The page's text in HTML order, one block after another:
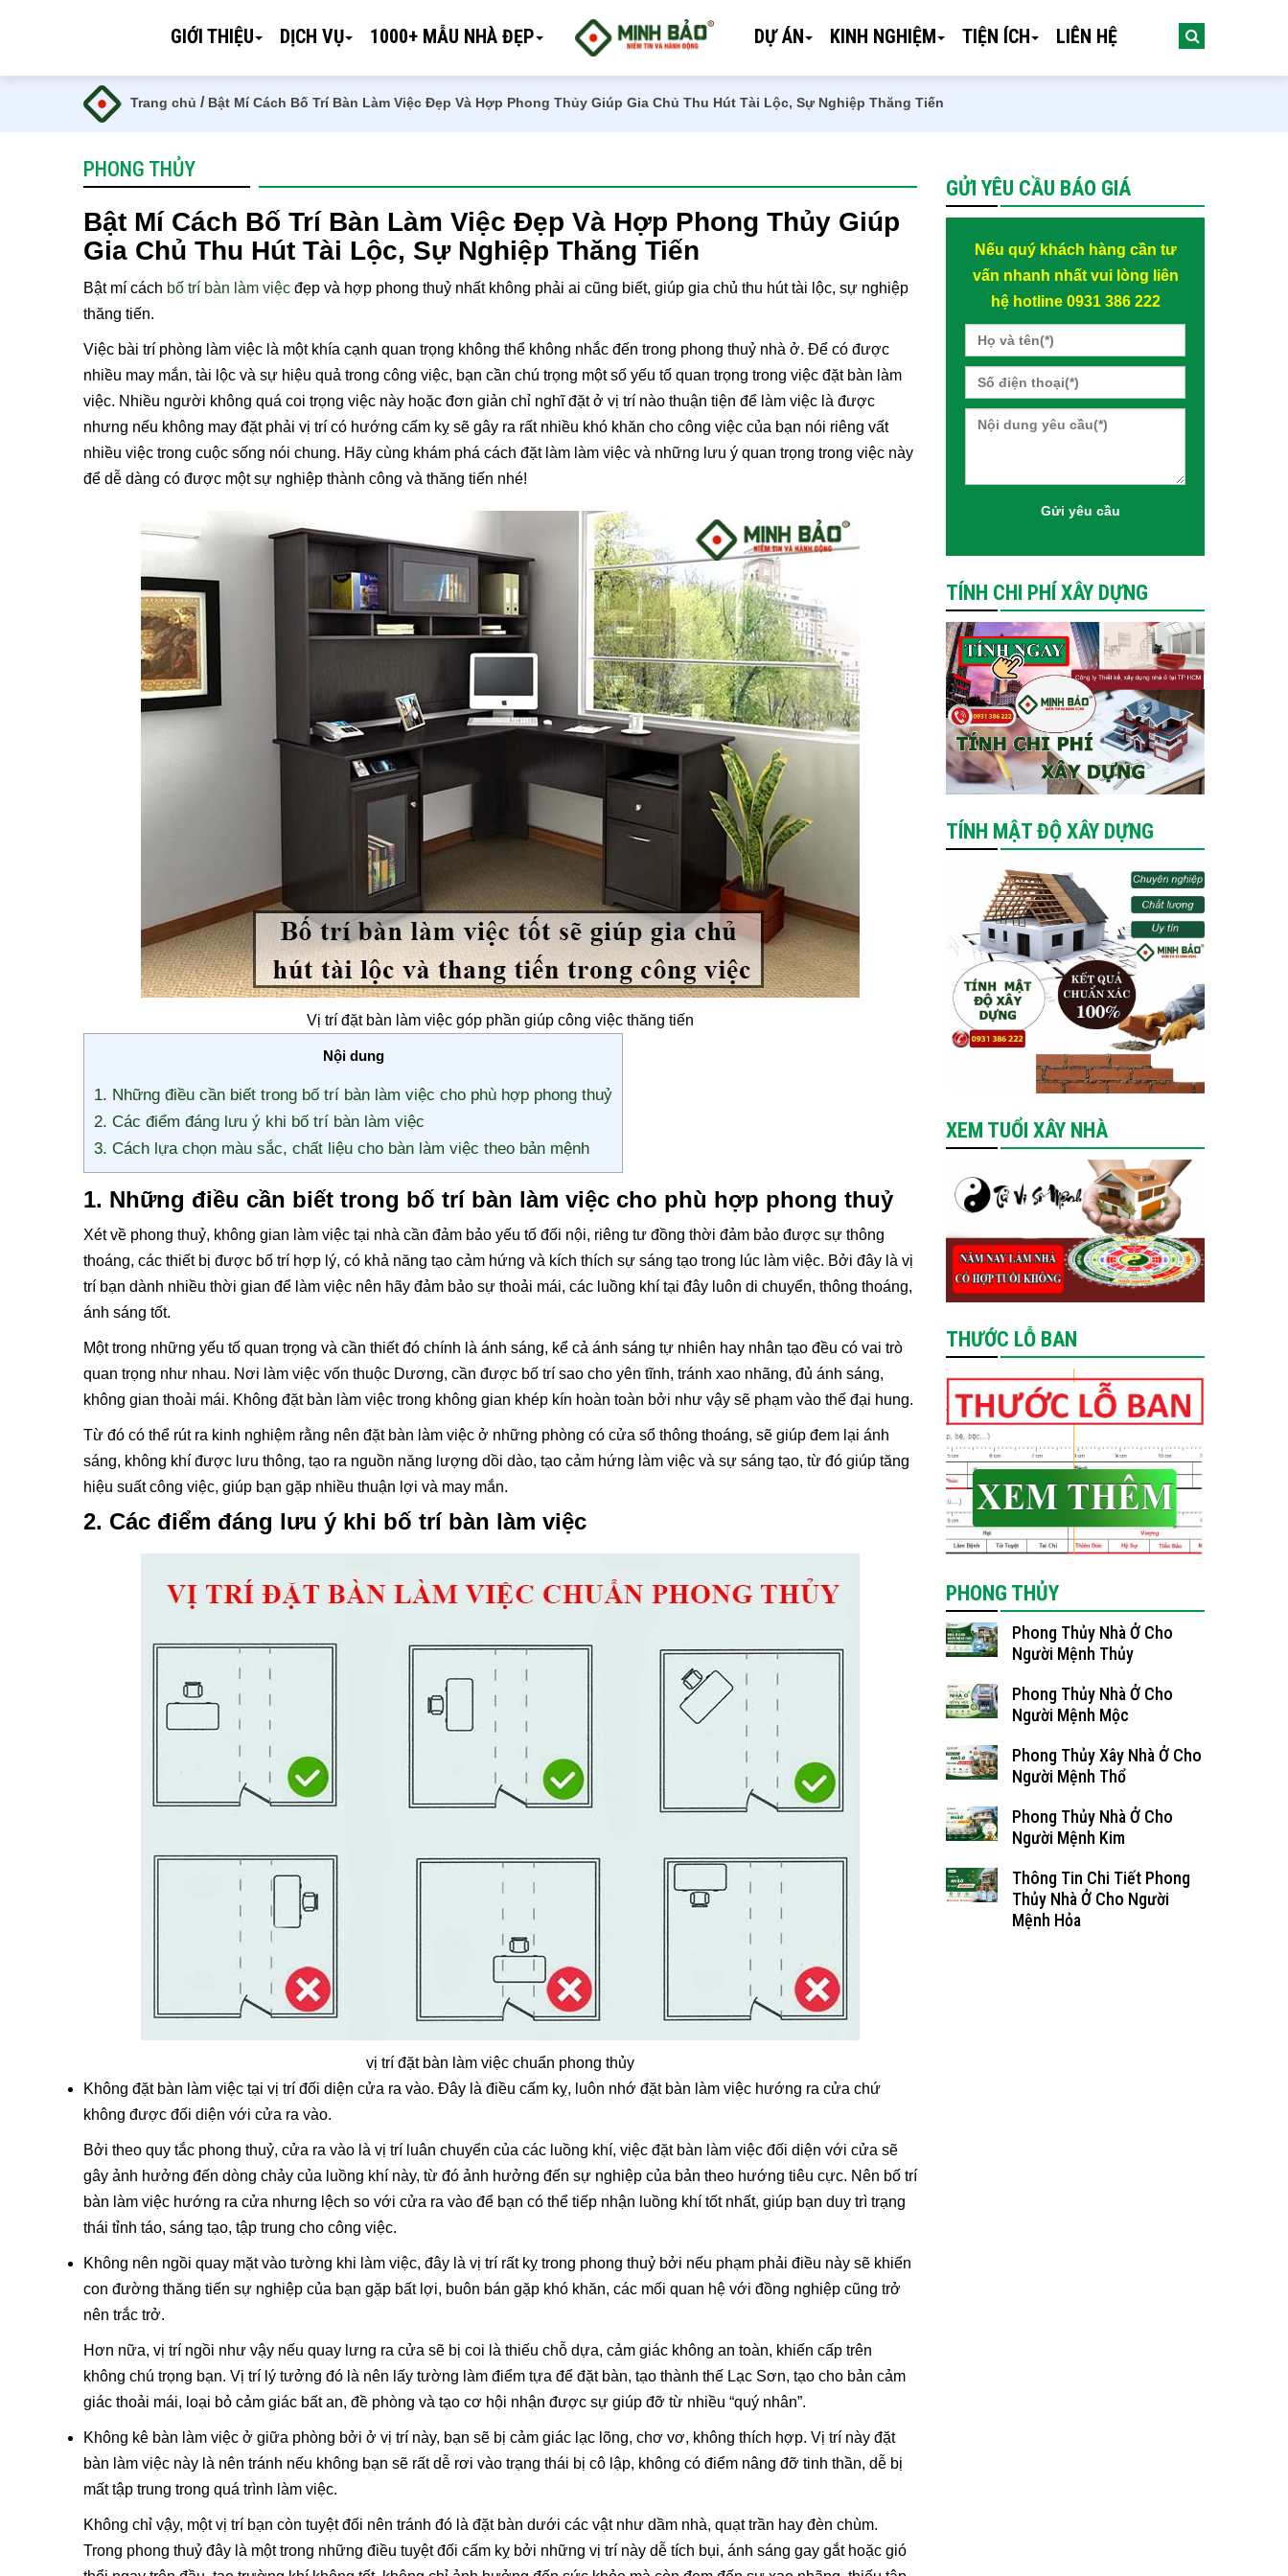
GIỚI THIỆU DỊCH VỤ 1000+ MẪU NHÀ ĐẸP DỰ ÁN KINH NGHIỆM TIỆN ÍCH LIÊN HỆ
Trang chủ / Bật Mí Cách Bố Trí Bàn Làm Việc Đẹp Và Hợp Phong Thủy Giúp Gia Chủ Thu Hút Tài Lộc, Sự Nghiệp Thăng Tiến
PHONG THỦY
Bật Mí Cách Bố Trí Bàn Làm Việc Đẹp Và Hợp Phong Thủy Giúp
Gia Chủ Thu Hút Tài Lộc, Sự Nghiệp Thăng Tiến
Bật mí cách bố trí bàn làm việc đẹp và hợp phong thuỷ nhất không phải ai cũng biết, giúp gia chủ thu hút tài lộc, sự nghiệp
thăng tiến.
Việc bài trí phòng làm việc là một khía cạnh quan trọng không thể không nhắc đến trong phong thuỷ nhà ở. Để có được
nhiều may mắn, tài lộc và sự hiệu quả trong công việc, bạn cần chú trọng một số yếu tố quan trọng trong việc đặt bàn làm
việc. Nhiều người không quá coi trọng việc này hoặc đơn giản chỉ nghĩ đặt ở vị trí nào thuận tiện để làm việc là được
nhưng nếu không may đặt phải vị trí có hướng cấm kỵ sẽ gây ra rất nhiều khó khăn cho công việc của bạn nói riêng vất
nhiều việc trong cuộc sống nói chung. Hãy cùng khám phá cách đặt làm làm việc và những lưu ý quan trọng trong việc này
để dễ dàng có được một sự nghiệp thành công và thăng tiến nhé!
Vị trí đặt bàn làm việc góp phần giúp công việc thăng tiến
Nội dung
1. Những điều cần biết trong bố trí bàn làm việc cho phù hợp phong thuỷ
2. Các điểm đáng lưu ý khi bố trí bàn làm việc
3. Cách lựa chọn màu sắc, chất liệu cho bàn làm việc theo bản mệnh
1. Những điều cần biết trong bố trí bàn làm việc cho phù hợp phong thuỷ
Xét về phong thuỷ, không gian làm việc tại nhà cần đảm bảo yếu tố đối nội, riêng tư đồng thời đảm bảo được sự thông
thoáng, các thiết bị được bố trí hợp lý, có khả năng tạo cảm hứng và kích thích sự sáng tạo trong lúc làm việc. Bởi đây là vị
trí bạn dành nhiều thời gian để làm việc nên hãy đảm bảo sự thoải mái, các luồng khí tại đây luôn di chuyển, thông thoáng,
ánh sáng tốt.
Một trong những yếu tố quan trọng và cần thiết đó chính là ánh sáng, kể cả ánh sáng tự nhiên hay nhân tạo đều có vai trò
quan trọng như nhau. Nơi làm việc vốn thuộc Dương, cần được bố trí sao cho yên tĩnh, tránh xao nhãng, đủ ánh sáng,
không gian thoải mái. Không đặt bàn làm việc trong không gian khép kín hoàn toàn bởi như vậy sẽ phạm vào thế đại hung.
Từ đó có thể rút ra kinh nghiệm rằng nên đặt bàn làm việc ở những phòng có cửa sổ thông thoáng, sẽ giúp đem lại ánh
sáng, không khí được lưu thông, tạo ra nguồn năng lượng dồi dào, tạo cảm hứng làm việc và sự sáng tạo, từ đó giúp tăng
hiệu suất công việc, giúp bạn gặp nhiều thuận lợi và may mắn.
2. Các điểm đáng lưu ý khi bố trí bàn làm việc
vị trí đặt bàn làm việc chuẩn phong thủy
Không đặt bàn làm việc tại vị trí đối diện cửa ra vào. Đây là điều cấm kỵ, luôn nhớ đặt bàn làm việc hướng ra cửa chứ
không được đối diện với cửa ra vào.
Bởi theo quy tắc phong thuỷ, cửa ra vào là vị trí luân chuyển của các luồng khí, việc đặt bàn làm việc đối diện với cửa sẽ
gây ảnh hưởng đến dòng chảy của luồng khí này, từ đó ảnh hưởng đến sự nghiệp của bản theo hướng tiêu cực. Nên bố trí
bàn làm việc hướng ra cửa nhưng lệch so với cửa ra vào để bạn có thể tiếp nhận luồng khí tốt nhất, giúp bạn duy trì trạng
thái tỉnh táo, sáng tạo, tập trung cho công việc.
Không nên ngồi quay mặt vào tường khi làm việc, đây là vị trí rất kỵ trong phong thuỷ bởi nếu phạm phải điều này sẽ khiến
con đường thăng tiến sự nghiệp của bạn gặp bất lợi, buôn bán gặp khó khăn, các mối quan hệ với đồng nghiệp cũng trở
nên trắc trở.
Hơn nữa, vị trí ngồi như vậy nếu quay lưng ra cửa sẽ bị coi là thiếu chỗ dựa, cảm giác không an toàn, khiến cấp trên
không chú trọng bạn. Vị trí lý tưởng đó là nên lấy tường làm điểm tựa để đặt bàn, tạo thành thế Lạc Sơn, tạo cho bản cảm
giác thoải mái, loại bỏ cảm giác bất an, đề phòng và tạo cơ hội nhận được sự giúp đỡ từ nhiều “quý nhân”.
Không kê bàn làm việc ở giữa phòng bởi ở vị trí này, bạn sẽ bị cảm giác lạc lõng, chơ vơ, không thích hợp. Vị trí này đặt
bàn làm việc này là nên tránh nếu không bạn sẽ rất dễ rơi vào trạng thái bị cô lập, không có điểm nâng đỡ tinh thần, dễ bị
mất tập trung trong quá trình làm việc.
Không chỉ vậy, một vị trí bạn còn tuyệt đối nên tránh đó là đặt bàn dưới các vật như dầm nhà, quạt trần hay đèn chùm.
Trong phong thuỷ đây là một trong những điều tuyệt đối cấm kỵ bởi những vị trí này dễ tích bụi, ánh sáng gay gắt hoặc gió
GỬI YÊU CẦU BÁO GIÁ
Nếu quý khách hàng cần tư
vấn nhanh nhất vui lòng liên
hệ hotline 0931 386 222
TÍNH CHI PHÍ XÂY DỰNG
TÍNH MẬT ĐỘ XÂY DỰNG
XEM TUỔI XÂY NHÀ
THƯỚC LỖ BAN
PHONG THỦY
Phong Thủy Nhà Ở Cho
Người Mệnh Thủy
Phong Thủy Nhà Ở Cho
Người Mệnh Mộc
Phong Thủy Xây Nhà Ở Cho
Người Mệnh Thổ
Phong Thủy Nhà Ở Cho
Người Mệnh Kim
Thông Tin Chi Tiết Phong
Thủy Nhà Ở Cho Người
Mệnh Hỏa